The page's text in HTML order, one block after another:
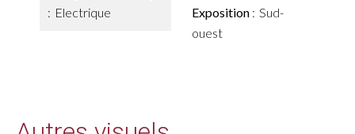
Electrique
Exposition
Sud-
ouest